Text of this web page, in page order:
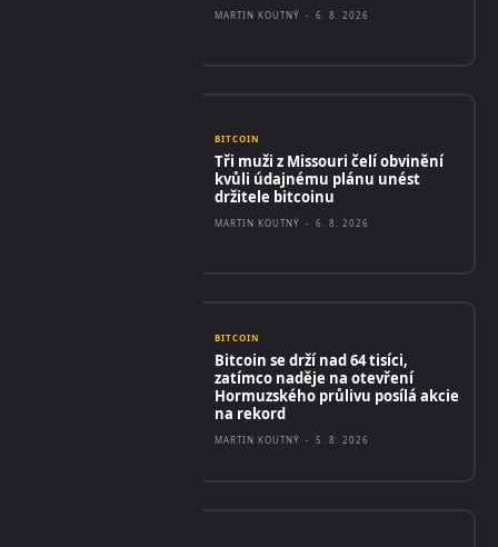
MARTIN KOUTNÝ - 6. 8. 2026
BITCOIN
Tři muži z Missouri čelí obvinění
kvůli údajnému plánu unést
držitele bitcoinu
MARTIN KOUTNÝ - 6. 8. 2026
BITCOIN
Bitcoin se drží nad 64 tisíci,
zatímco naděje na otevření
Hormuzského průlivu posílá akcie
na rekord
MARTIN KOUTNÝ - 5. 8. 2026